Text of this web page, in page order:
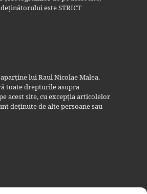
este STRICT
lui Raul Nicolae Malea.
toate drepturile asupra
acest site, cu excepția articolelor
deținute de alte persoane sau